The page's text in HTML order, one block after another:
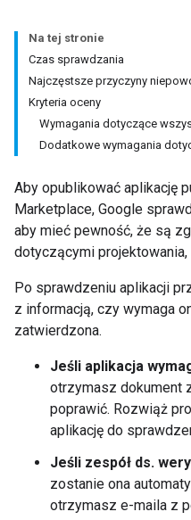
Na tej stronie
Czas sprawdzania
Najczęstsze przyczyny
Kryteria oceny
Wymagania dotyczące
Dodatkowe wymagania
Aby opublikować aplikację
Marketplace, Google
aby mieć pewność, że są
dotyczącymi
Po sprawdzeniu aplikacji
z informacją, czy wymaga
zatwierdzona.
Jeśli aplikacja
otrzymasz dokument
poprawić. Rozwiąż
aplikację do
Jeśli zespół ds.
zostanie ona
otrzymasz e-maila z